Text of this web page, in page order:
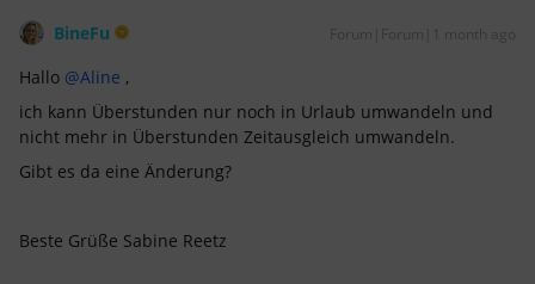
BineFu Forum|Forum|1 month ago
Hallo ​ @Aline ,
ich kann Überstunden nur noch in Urlaub umwandeln und
nicht mehr in Überstunden Zeitausgleich umwandeln.
Gibt es da eine Änderung?
Beste Grüße Sabine Reetz